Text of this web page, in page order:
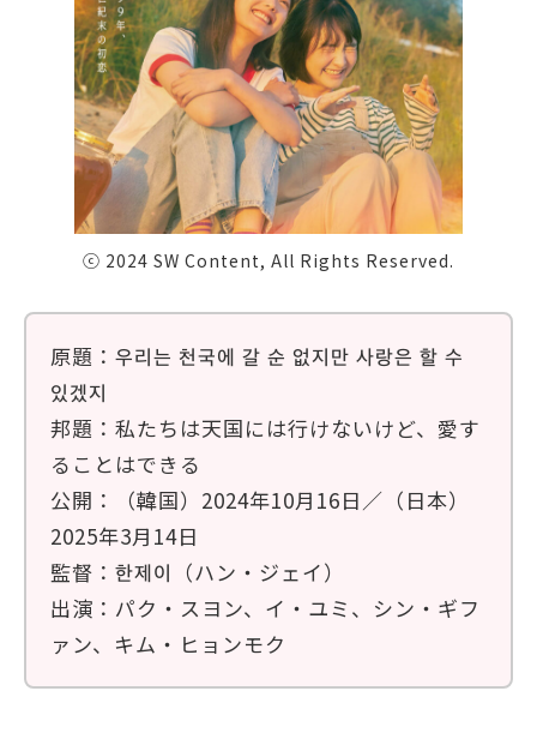
ⓒ 2024 SW Content, All Rights Reserved.
原題：우리는 천국에 갈 순 없지만 사랑은 할 수
있겠지
邦題：私たちは天国には行けないけど、愛す
ることはできる
公開：（韓国）2024年10月16日／（日本）
2025年3月14日
監督：한제이（ハン・ジェイ）
出演：パク・スヨン、イ・ユミ、シン・ギフ
ァン、キム・ヒョンモク